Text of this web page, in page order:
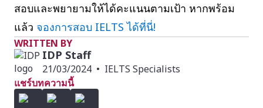
สอบและพยายามให้ได้คะแนนตามเป้า หากพร้อม
แล้ว จองการสอบ IELTS ได้ที่นี่!
WRITTEN BY
IDP Staff
21/03/2024 • IELTS Specialists
แชร์บทความนี้